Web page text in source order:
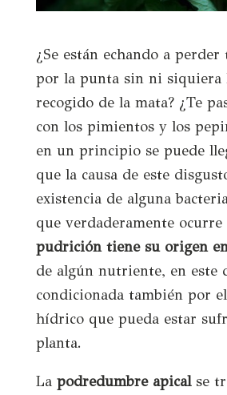
¿Se están echando a
por la punta sin ni siquiera
recogido de la mata? ¿Te
con los pimientos y los
en un principio se puede
que la causa de este
existencia de alguna
que verdaderamente ocurre
pudrición tiene su origen
de algún nutriente, en este
condicionada también por
hídrico que pueda estar
planta.
La podredumbre apicalse